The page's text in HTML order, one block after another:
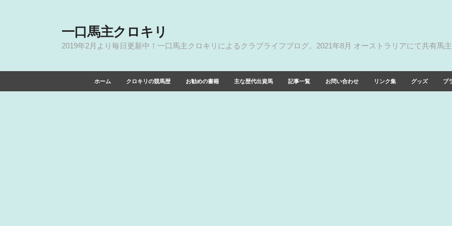
一口馬主クロキリ
2019年2月より毎日更新中！一口馬主クロキリによるクラブライフブログ。2021年8月 オーストラリアにて共有馬主
ホーム クロキリの競馬歴 お勧めの書籍 主な歴代出資馬 記事一覧 お問い合わせ リンク集 グッズ プ